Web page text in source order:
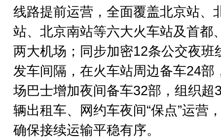
线路提前运营，全面覆盖北京站、
站、北京南站等六大火车站及首都
两大机场；同步加密12条公交夜班
发车间隔，在火车站周边备车24部
场巴士增加夜间备车32部，组织超
辆出租车、网约车夜间“保点”运营
确保接续运输平稳有序。